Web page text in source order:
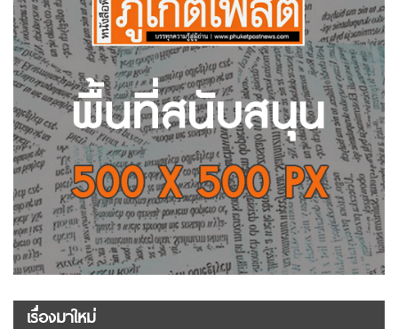
เรื่องมาใหม่